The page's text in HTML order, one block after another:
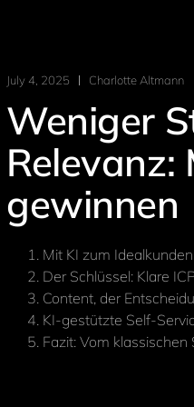
July 4, 2025 Charlotte Altmann
Weniger
Relevanz:
gewinnen
Mit KI zum
Der Schlüssel: Klare
Content, der
KI-gestützte Self-
Fazit: Vom